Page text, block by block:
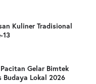
Kuliner Tradisional
13
Gelar Bimtek
Budaya Lokal 2026